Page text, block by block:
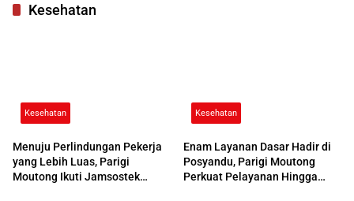
Kesehatan
Kesehatan
Menuju Perlindungan Pekerja
yang Lebih Luas, Parigi
Moutong Ikuti Jamsostek
Kesehatan
Enam Layanan Dasar Hadir di
Posyandu, Parigi Moutong
Perkuat Pelayanan Hingga